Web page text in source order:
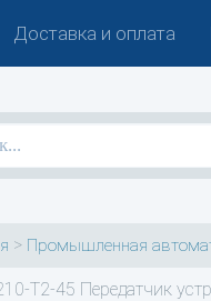
Доставка и оплата
> Промышленная
T2-45 Передатчик